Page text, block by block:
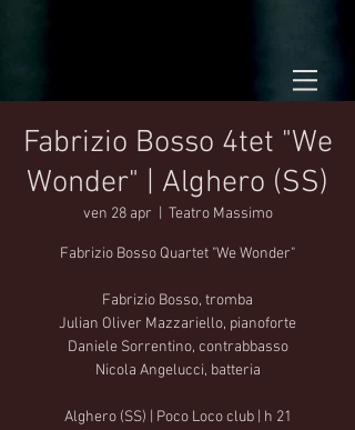
Fabrizio Bosso 4tet "We
Wonder" | Alghero (SS)
ven 28 apr Teatro Massimo
Fabrizio Bosso Quartet "We Wonder"
Fabrizio Bosso, tromba
Julian Oliver Mazzariello, pianoforte
Daniele Sorrentino, contrabbasso
Nicola Angelucci, batteria
Alghero (SS) | Poco Loco club | h 21